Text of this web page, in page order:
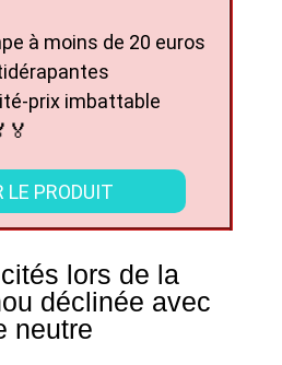
à moins de 20 euros
prix imbattable
LE PRODUIT
lors de la
déclinée avec
neutre